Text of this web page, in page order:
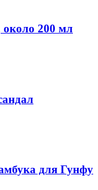
около 200 мл
для Гунфу